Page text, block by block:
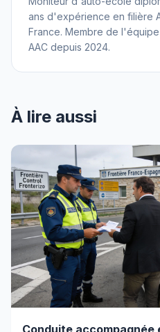
ans d'expérience en filière
France. Membre de
AAC depuis 2024.
À lire aussi